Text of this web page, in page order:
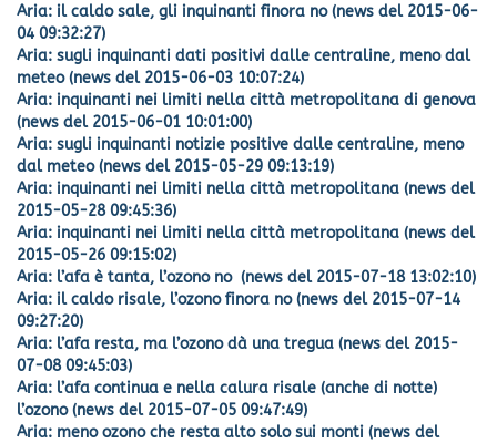
Aria: il caldo sale, gli inquinanti finora no (news del 2015-06-
04 09:32:27)
Aria: sugli inquinanti dati positivi dalle centraline, meno dal
meteo (news del 2015-06-03 10:07:24)
Aria: inquinanti nei limiti nella città metropolitana di genova
(news del 2015-06-01 10:01:00)
Aria: sugli inquinanti notizie positive dalle centraline, meno
dal meteo (news del 2015-05-29 09:13:19)
Aria: inquinanti nei limiti nella città metropolitana (news del
2015-05-28 09:45:36)
Aria: inquinanti nei limiti nella città metropolitana (news del
2015-05-26 09:15:02)
Aria: l’afa è tanta, l’ozono no (news del 2015-07-18 13:02:10)
Aria: il caldo risale, l’ozono finora no (news del 2015-07-14
09:27:20)
Aria: l’afa resta, ma l’ozono dà una tregua (news del 2015-
07-08 09:45:03)
Aria: l’afa continua e nella calura risale (anche di notte)
l’ozono (news del 2015-07-05 09:47:49)
Aria: meno ozono che resta alto solo sui monti (news del